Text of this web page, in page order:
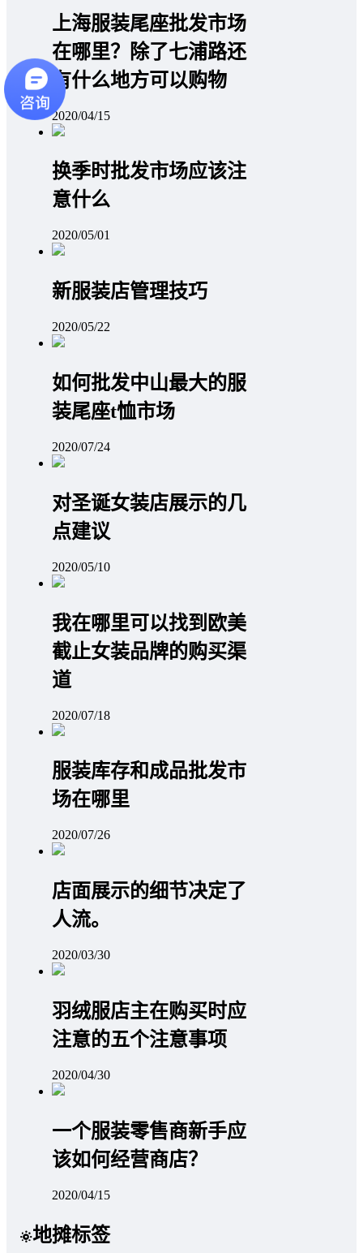
上海服装尾座批发市场
在哪里？除了七浦路还
有什么地方可以购物
2020/04/15
换季时批发市场应该注
意什么
2020/05/01
新服装店管理技巧
2020/05/22
如何批发中山最大的服
装尾座t恤市场
2020/07/24
对圣诞女装店展示的几
点建议
2020/05/10
我在哪里可以找到欧美
截止女装品牌的购买渠
道
2020/07/18
服装库存和成品批发市
场在哪里
2020/07/26
店面展示的细节决定了
人流。
2020/03/30
羽绒服店主在购买时应
注意的五个注意事项
2020/04/30
一个服装零售商新手应
该如何经营商店？
2020/04/15
地摊标签